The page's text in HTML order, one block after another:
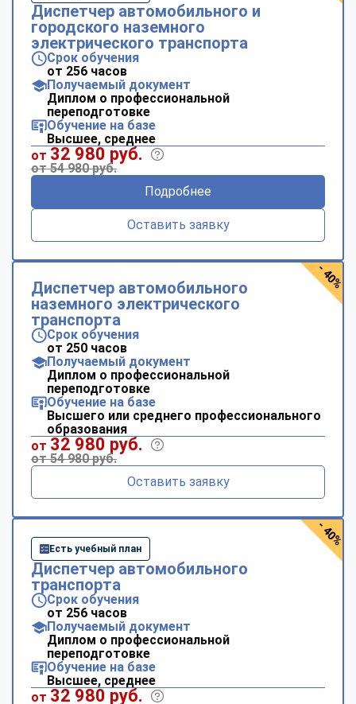
Диспетчер автомобильного и
городского наземного
электрического транспорта
Срок обучения
от 256 часов
Получаемый документ
Диплом о профессиональной
переподготовке
Обучение на базе
Высшее, среднее
от 32 980 руб.
от 54 980 руб.
Подробнее
Оставить заявку
Диспетчер автомобильного
наземного электрического
транспорта
Срок обучения
от 250 часов
Получаемый документ
Диплом о профессиональной
переподготовке
Обучение на базе
Высшего или среднего профессионального
образования
от 32 980 руб.
от 54 980 руб.
Оставить заявку
- 40%
Есть учебный план
Диспетчер автомобильного
транспорта
Срок обучения
от 256 часов
Получаемый документ
Диплом о профессиональной
переподготовке
Обучение на базе
Высшее, среднее
от 32 980 руб.
- 40%